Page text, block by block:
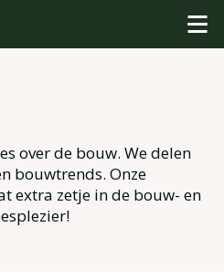
over de bouw. We delen
bouwtrends. Onze
extra zetje in de bouw- en